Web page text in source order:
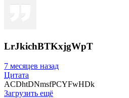
LrJkichBTKxjgWpT
7 месяцев назад
Цитата
ACDhtDNmsfPCYFwHDk
Загрузить ещё